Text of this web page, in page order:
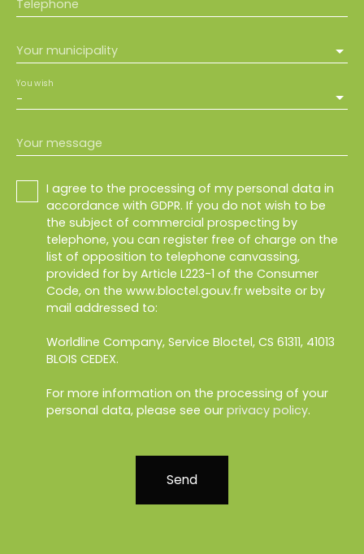
Telephone
Your municipality
-
You wish
Your message
I agree to the processing of my personal data in
accordance with GDPR. If you do not wish to be
the subject of commercial prospecting by
telephone, you can register free of charge on the
list of opposition to telephone canvassing,
provided for by Article L223-1 of the Consumer
Code, on the www.bloctel.gouv.fr website or by
mail addressed to:
Worldline Company, Service Bloctel, CS 61311, 41013
BLOIS CEDEX.
For more information on the processing of your
personal data, please see our privacy policy.
Send